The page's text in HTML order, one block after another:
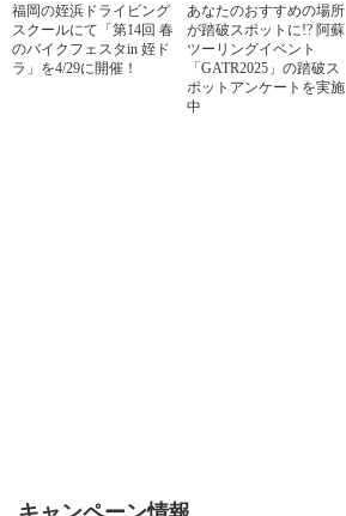
福岡の姪浜ドライビング
スクールにて「第14回 春
のバイクフェスタin 姪ド
ラ」を4/29に開催！
あなたのおすすめの場所
が踏破スポットに!? 阿蘇
ツーリングイベント
「GATR2025」の踏破ス
ポットアンケートを実施
中